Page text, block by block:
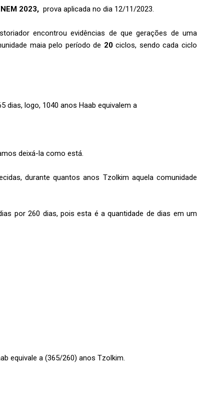
2023, prova aplicada no dia 12/11/2023.
encontrou evidências de que gerações de uma
maia pelo período de 20ciclos, sendo cada ciclo
dias, logo, 1040 anos Haab equivalem a
deixá-la como está.
durante quantos anos Tzolkim aquela comunidade
por 260 dias, pois esta é a quantidade de dias em um
equivale a (365/260) anos Tzolkim.